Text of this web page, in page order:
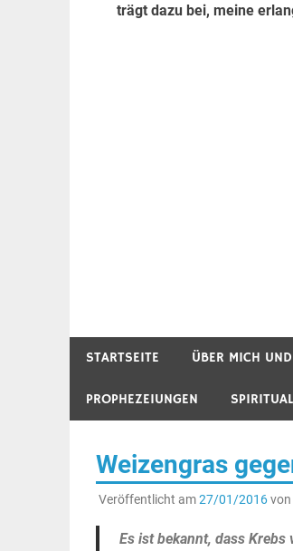
trägt dazu bei, meine
STARTSEITE ÜBER MICH
PROPHEZEIUNGEN
Weizengras
Veröffentlicht am27/01/2016von
Es ist bekannt, dass